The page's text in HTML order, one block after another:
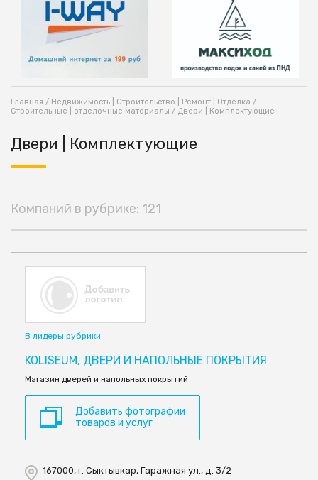
Главная / Недвижимость | Строительство | Ремонт | Отделка /
Строительные | отделочные материалы / Двери | Комплектующие
Двери | Комплектующие
Компаний в рубрике: 121
В лидеры рубрики
KOLISEUM, ДВЕРИ И НАПОЛЬНЫЕ ПОКРЫТИЯ
Магазин дверей и напольных покрытий
Добавить фотографии
товаров и услуг
167000, г. Сыктывкар, Гаражная ул., д. 3/2